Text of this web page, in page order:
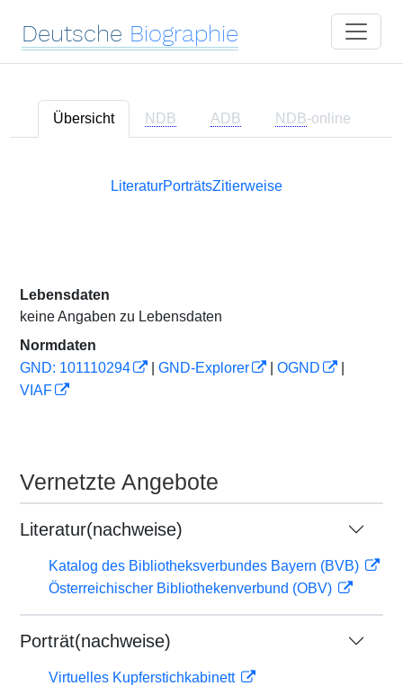
Deutsche Biographie
Übersicht NDB ADB NDB-online
LiteraturPorträtsZitierweise
Lebensdaten
keine Angaben zu Lebensdaten
Normdaten
GND: 101110294
GND-Explorer OGND
VIAF
Vernetzte Angebote
Literatur(nachweise)
Katalog des Bibliotheksverbundes Bayern (BVB)
Österreichischer Bibliothekenverbund (OBV)
Porträt(nachweise)
Virtuelles Kupferstichkabinett